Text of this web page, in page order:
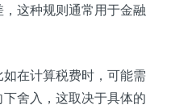
这种规则通常用于金融
如在计算税费时，可能需
舍入，这取决于具体的